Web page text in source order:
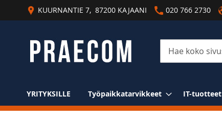
Skip
to
KUURNANTIE 7, 87200 KAJAANI 020 766 2730
Haku
YRITYKSILLE Työpaikkatarvikkeet IT-tuotteet